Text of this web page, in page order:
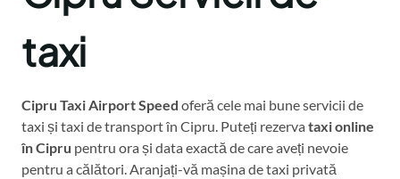
taxi
Cipru Taxi Airport Speed oferă cele mai bune servicii de
taxi și taxi de transport în Cipru. Puteți rezerva taxi online
în Cipru pentru ora și data exactă de care aveți nevoie
pentru a călători. Aranjați-vă mașina de taxi privată